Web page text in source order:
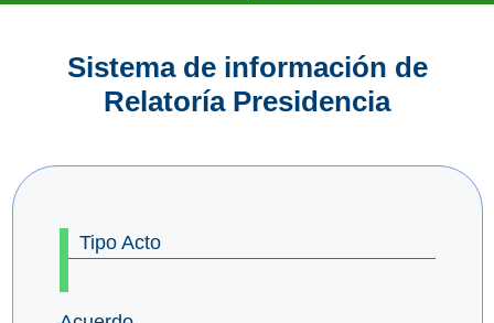
Sistema de información de
Relatoría Presidencia
Tipo Acto